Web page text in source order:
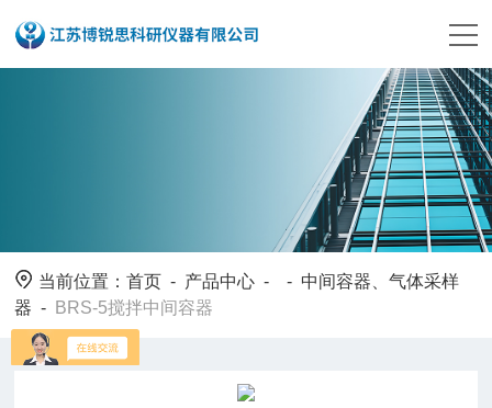
当前位置：首页 - 产品中心 - - 中间容器、气体采样
器 - BRS-5搅拌中间容器